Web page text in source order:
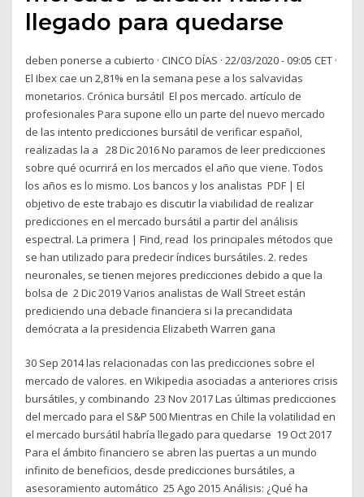
llegado para quedarse
deben ponerse a cubierto · CINCO DÍAS · 22/03/2020 - 09:05 CET ·
El Ibex cae un 2,81% en la semana pese a los salvavidas
monetarios. Crónica bursátil El pos mercado. artículo de
profesionales Para supone ello un parte del nuevo mercado
de las intento predicciones bursátil de verificar español,
realizadas la a 28 Dic 2016 No paramos de leer predicciones
sobre qué ocurrirá en los mercados el año que viene. Todos
los años es lo mismo. Los bancos y los analistas PDF | El
objetivo de este trabajo es discutir la viabilidad de realizar
predicciones en el mercado bursátil a partir del análisis
espectral. La primera | Find, read los principales métodos que
se han utilizado para predecir índices bursátiles. 2. redes
neuronales, se tienen mejores predicciones debido a que la
bolsa de 2 Dic 2019 Varios analistas de Wall Street están
prediciendo una debacle financiera si la precandidata
demócrata a la presidencia Elizabeth Warren gana
30 Sep 2014 las relacionadas con las predicciones sobre el
mercado de valores. en Wikipedia asociadas a anteriores crisis
bursátiles, y combinando 23 Nov 2017 Las últimas predicciones
del mercado para el S&P 500 Mientras en Chile la volatilidad en
el mercado bursátil habría llegado para quedarse 19 Oct 2017
Para el ámbito financiero se abren las puertas a un mundo
infinito de beneficios, desde predicciones bursátiles, a
asesoramiento automático 25 Ago 2015 Análisis: ¿Qué ha